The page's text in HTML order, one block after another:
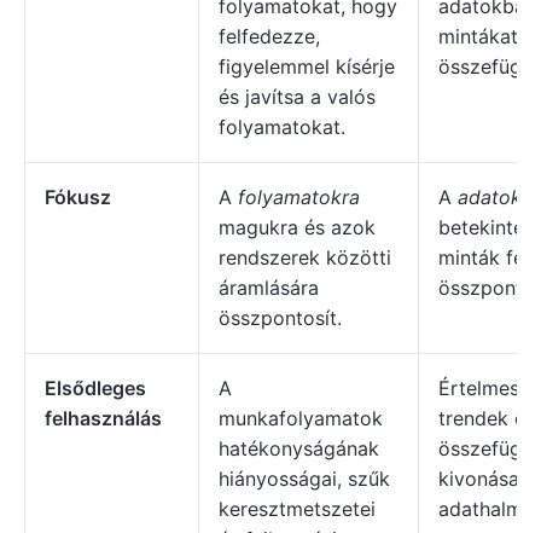
folyamatokat, hogy
felfedezze,
figyelemmel kísérje
és javítsa a valós
folyamatokat.
mintákat
Fókusz A folyamatokra
magukra és azok
rendszerek közötti
áramlására
összpontosít.
A adatokra
minták
Elsődleges
felhasználás
A
munkafolyamatok
hatékonyságának
hiányosságai, szűk
keresztmetszetei
Értelmes
trendek és
kivonása